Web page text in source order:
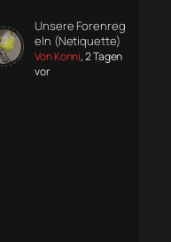
Unsere Forenreg
eln (Netiquette)
Von Konni, 2 Tagen
vor